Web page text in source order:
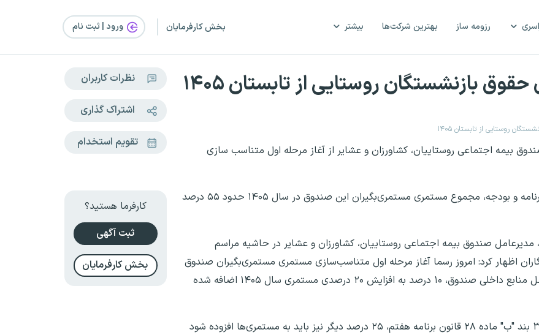
رزومه ساز بهترین شرکت‌ها بیشتر بخش کارفرمایان ورود | ثبت‌ نام
بازنشستگان روستایی از تابستان ۱۴۰۵
روستایی از تابستان ۱۴۰۵
بیمه اجتماعی روستاییان، کشاورزان و عشایر از آغاز مرحله اول متناسب سازی
قادرمرزی گفت: در صورت تامین اعتبار از سوی سازمان برنامه و بودجه، مجموع مستمری مستمری‌بگیران این صندوق در سال ۱۴۰۵ حدود ۵۵ درصد
مدیرعامل صندوق بیمه اجتماعی روستاییان، کشاورزان و عشایر در حاشیه مراسم
اظهار کرد: امروز رسما آغاز مرحله اول متناسب‌سازی مستمری مستمری‌بگیران صندوق
را اعلام کردیم. بر اساس اصلاح فرآیند‌های داخلی و از محل منابع داخلی صندوق، ۱۰ درصد به افزایش ۲۰ درصدی مستمری سال ۱۴۰۵ اضافه شده
او با اشاره به مرحله دوم متناسب‌سازی افزود: طبق جزء ۳ بند "ب" ماده ۲۸ قانون برنامه هفتم، ۲۵ درصد دیگر نیز باید به مستمری‌ها افزوده شود
نظرات کاربران
اشتراک گذاری
تقویم استخدام
کارفرما هستید؟
ثبت آگهی
بخش کارفرمایان